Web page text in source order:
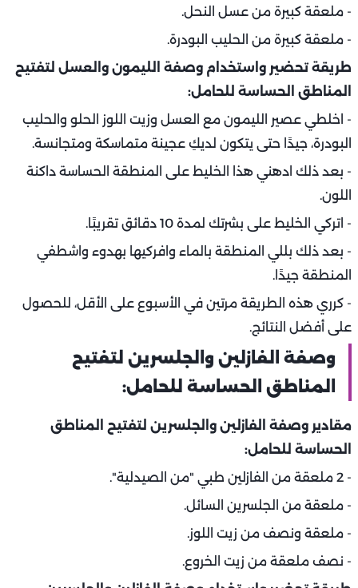
- ملعقة كبيرة من عسل النحل.
- ملعقة كبيرة من الحليب البودرة.
طريقة تحضير واستخدام وصفة الليمون والعسل لتفتيح
المناطق الحساسة للحامل:
- اخلطي عصير الليمون مع العسل وزيت اللوز الحلو والحليب
البودرة، جيدًا حتى يتكون لديكِ عجينة متماسكة ومتجانسة.
- بعد ذلك ادهني هذا الخليط على المنطقة الحساسة داكنة
اللون.
- اتركي الخليط على بشرتك لمدة 10 دقائق تقريبًا.
- بعد ذلك بللي المنطقة بالماء وافركيها بهدوء واشطفي
المنطقة جيدًا.
- كرري هذه الطريقة مرتين في الأسبوع على الأقل، للحصول
على أفضل النتائج.
وصفة الفازلين والجلسرين لتفتيح
المناطق الحساسة للحامل:
مقادير وصفة الفازلين والجلسرين لتفتيح المناطق
الحساسة للحامل:
- 2 ملعقة من الفازلين طبي "من الصيدلية".
- ملعقة من الجلسرين السائل.
- ملعقة ونصف من زيت اللوز.
- نصف ملعقة من زيت الخروع.